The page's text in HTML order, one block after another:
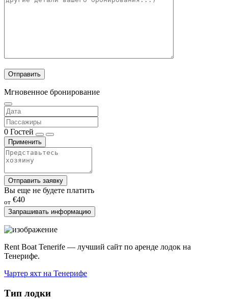
Мгновенное бронирование
0 Гостей
Применить
Отправить заявку
Вы еще не будете платить
от €40
Запрашивать информацию
Rent Boat Tenerife — лучший сайт по аренде лодок на
Тенерифе.
Чартер яхт на Тенерифе
Тип лодки